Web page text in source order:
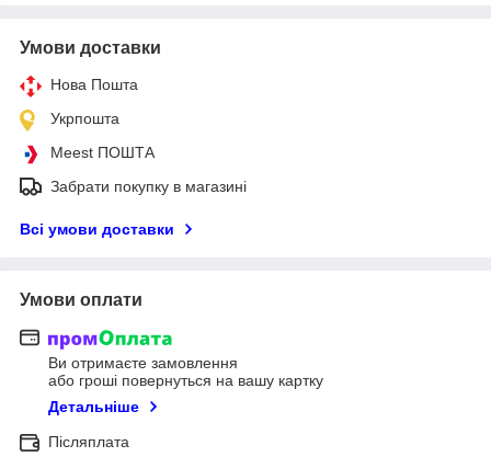
Умови доставки
Нова Пошта
Укрпошта
Meest ПОШТА
Забрати покупку в магазині
Всі умови доставки
Умови оплати
Ви отримаєте замовлення
або гроші повернуться на вашу картку
Детальніше
Післяплата